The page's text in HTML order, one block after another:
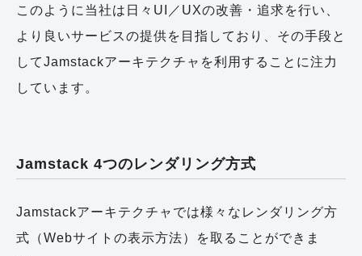
このように当社は日々UI／UXの改善・追求を行い、
より良いサービスの提供を目指しており、その手段と
してJamstackアーキテクチャを利用することに注力
しています。
Jamstack 4つのレンダリング方式
Jamstackアーキテクチャでは様々なレンダリング方
式（Webサイトの表示方法）を取ることができま